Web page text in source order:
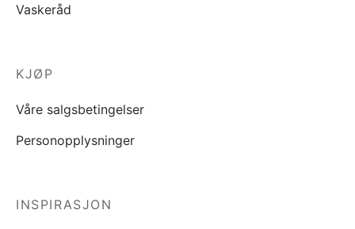
Vaskeråd
KJØP
Våre salgsbetingelser
Personopplysninger
INSPIRASJON